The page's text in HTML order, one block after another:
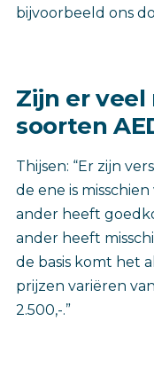
bijvoorbeeld ons
Zijn er
soorten
Thijsen: “Er zijn
de ene is
ander heeft
ander heeft
de basis komt het
prijzen variëren
2.500,-.”